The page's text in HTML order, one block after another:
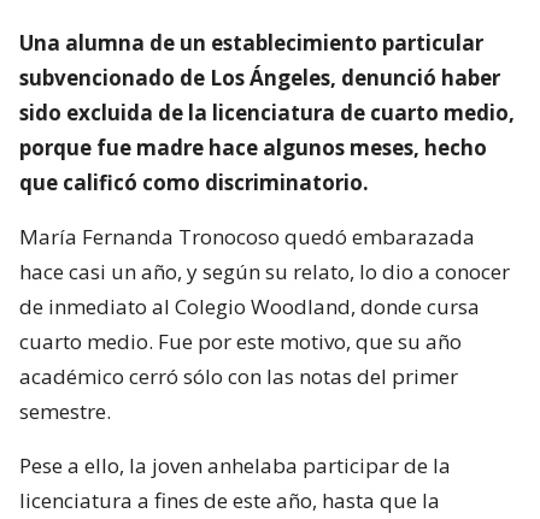
Una alumna de un establecimiento particular
subvencionado de Los Ángeles, denunció haber
sido excluida de la licenciatura de cuarto medio,
porque fue madre hace algunos meses, hecho
que calificó como discriminatorio.
María Fernanda Tronocoso quedó embarazada
hace casi un año, y según su relato, lo dio a conocer
de inmediato al Colegio Woodland, donde cursa
cuarto medio. Fue por este motivo, que su año
académico cerró sólo con las notas del primer
semestre.
Pese a ello, la joven anhelaba participar de la
licenciatura a fines de este año, hasta que la